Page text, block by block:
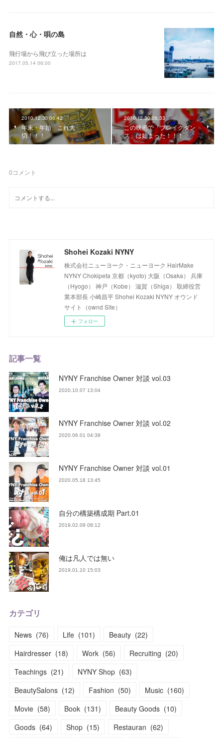
自然・心・唄の島
飛行場から飛び立った場所は
2017.05.14 06:00
2010.12.30 06:42
年末・年始 これ大
切！！！
2010.12.30 06:33
この映画で「ブレイクダン
ス」は始まった！！！
0コメント
Shohei Kozaki NYNY
株式会社ニューヨーク・ニューヨーク HairMake
NYNY Chokipeta 京都（kyoto) 大阪（Osaka） 兵庫
（Hyogo） 神戸（Kobe） 滋賀（Shiga） 取締役営
業本部長 小崎昌平 Shohei Kozaki NYNY オウンド
サイト（ownd Site）
フォロー
記事一覧
NYNY Franchise Owner 対談 vol.03
2020.10.07 13:04
NYNY Franchise Owner 対談 vol.02
2020.06.01 04:39
NYNY Franchise Owner 対談 vol.01
2020.05.18 13:45
自分の構築構成期 Part.01
2019.02.09 08:12
俺は凡人では無い
2019.01.10 15:03
カテゴリ
News (76) Life (101) Beauty (22)
Hairdresser (18) Work (56) Recruiting (20)
Teachings (21) NYNY Shop (63)
BeautySalons (12) Fashion (50) Music (160)
Movie (58) Book (131) Beauty Goods (10)
Goods (64) Shop (15) Restauran (62)